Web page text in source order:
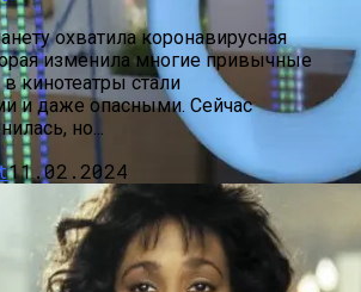
Которые Трагически Погибли,
К Вечной Молодости
Инвестирует $1 Млрд В Новый
Центр В Великобритании
охватила коронавирусная
изменила многие привычные
кинотеатры стали
и даже опасными. Сейчас
но...
11.02.2024